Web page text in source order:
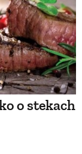
o stekach